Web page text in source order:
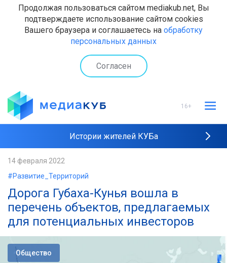
Продолжая пользоваться сайтом mediakub.net, Вы
подтверждаете использование сайтом cookies
Вашего браузера и соглашаетесь на обработку
персональных данных
Согласен
16+
Истории жителей КУБа
14 февраля 2022
#Развитие_Территорий
Дорога Губаха-Кунья вошла в
перечень объектов, предлагаемых
для потенциальных инвесторов
Общество